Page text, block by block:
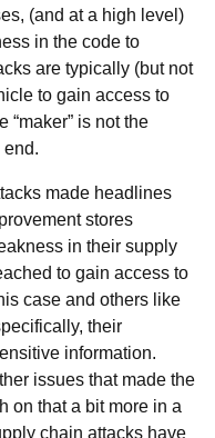
(and at a high level)
in the code to
are typically (but not
to gain access to
“maker” is not the
end.
made headlines
stores
in their supply
to gain access to
case and others like
their
information.
issues that made the
on that a bit more in a
chain attacks have